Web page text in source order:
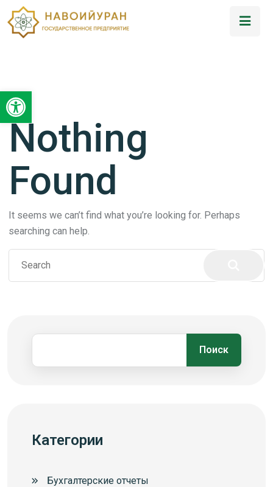
Открыть панель инструментов
Nothing
Found
It seems we can’t find what you’re looking for. Perhaps
searching can help.
Поиск
Категории
Бухгалтерские отчеты